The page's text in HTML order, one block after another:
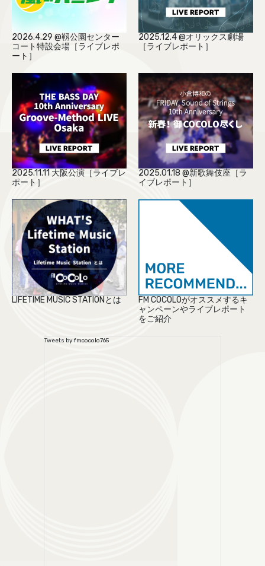
2026.4.29 @靱公園センター
コート特設会場［ライブレポ
ート］
2025.12.4 @オリックス劇場
［ライブレポート］
2025.11.11 大阪公演［ライブレ
ポート］
2025.01.18 @新歌舞伎座［ラ
イブレポート］
LIFETIME MUSIC STATIONとは
FM COCOLOがオススメするキ
ャンペーンやライブレポート
をご紹介
Tweets by fmcocolo765